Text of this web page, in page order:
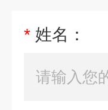
* 姓名：